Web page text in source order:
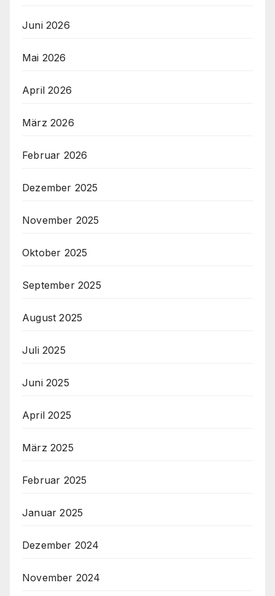
Juni 2026
Mai 2026
April 2026
März 2026
Februar 2026
Dezember 2025
November 2025
Oktober 2025
September 2025
August 2025
Juli 2025
Juni 2025
April 2025
März 2025
Februar 2025
Januar 2025
Dezember 2024
November 2024